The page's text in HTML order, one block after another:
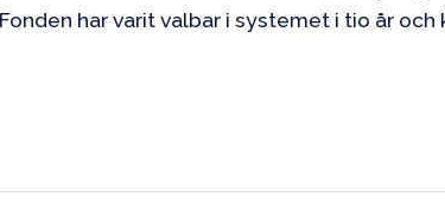
har varit valbar i systemet i tio år